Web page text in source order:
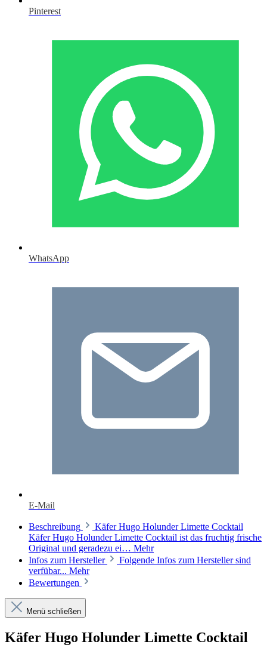
Pinterest
WhatsApp
E-Mail
Beschreibung
Käfer Hugo Holunder Limette Cocktail
Käfer Hugo Holunder Limette Cocktail ist das fruchtig frische
Original und geradezu ei… Mehr
Infos zum Hersteller
Folgende Infos zum Hersteller sind
verfübar... Mehr
Bewertungen
Menü schließen
Käfer Hugo Holunder Limette Cocktail